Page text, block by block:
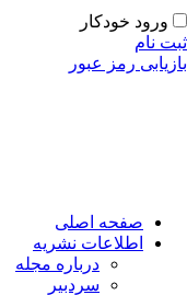
ورود خودکار
نام
رمز عبور
صفحه اصلی
اطلاعات نشریه
درباره مجله
سردبیر